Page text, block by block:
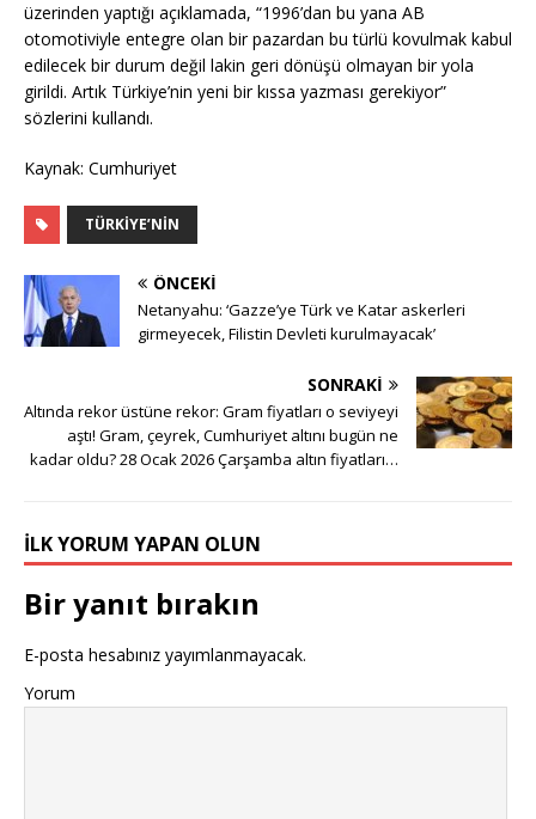
üzerinden yaptığı açıklamada, “1996’dan bu yana AB
otomotiviyle entegre olan bir pazardan bu türlü kovulmak kabul
edilecek bir durum değil lakin geri dönüşü olmayan bir yola
girildi. Artık Türkiye’nin yeni bir kıssa yazması gerekiyor”
sözlerini kullandı.
Kaynak: Cumhuriyet
TÜRKIYE’NIN
ÖNCEKI
Netanyahu: ‘Gazze’ye Türk ve Katar askerleri
girmeyecek, Filistin Devleti kurulmayacak’
SONRAKI
Altında rekor üstüne rekor: Gram fiyatları o seviyeyi
aştı! Gram, çeyrek, Cumhuriyet altını bugün ne
kadar oldu? 28 Ocak 2026 Çarşamba altın fiyatları…
İLK YORUM YAPAN OLUN
Bir yanıt bırakın
E-posta hesabınız yayımlanmayacak.
Yorum